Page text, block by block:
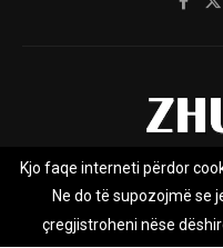
Rreth nesh
Kjo faqe interneti përdor
Ne do të supozojmë se
çregjistroheni nëse